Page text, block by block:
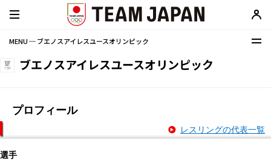
MENU ─ ブエノスアイレスユースオリンピック
ブエノスアイレスユースオリンピック
プロフィール
レスリングの代表一覧
選手